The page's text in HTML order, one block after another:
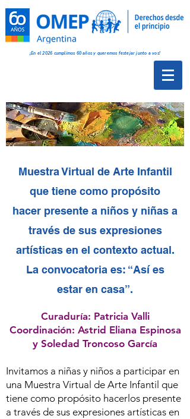
¡En el 2026 cumplimos 60 años y queremos festejar junto a vos!
Muestra Virtual de Arte Infantil
que tiene como propósito
hacer presente a niños y niñas a
través de sus expresiones
artísticas en el contexto actual.
La convocatoria es: “Así es
estar en casa”.
Curaduría: Patricia Valli
Coordinación: Astrid Eliana Espinosa
y Soledad Troncoso García
Invitamos a niñas y niños a participar en
una Muestra Virtual de Arte Infantil que
tiene como propósito hacerlos presente
a través de sus expresiones artísticas en